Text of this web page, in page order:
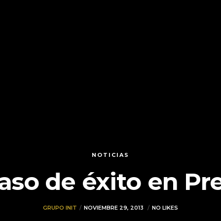
NOTICIAS
de éxito en
GRUPO INIT NOVIEMBRE 29, 2013 NO LIKES